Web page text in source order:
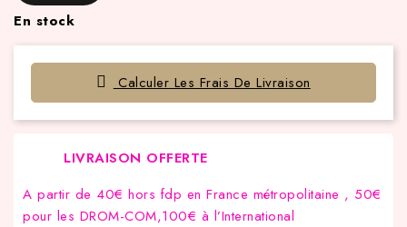
En stock
Calculer Les Frais De Livraison
LIVRAISON OFFERTE
A partir de 40€ hors fdp en France métropolitaine , 50€
pour les DROM-COM,100€ à l’International